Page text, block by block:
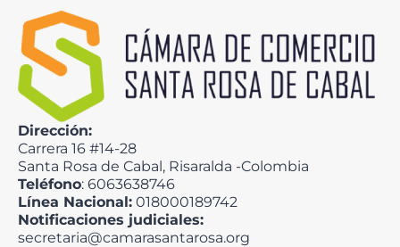
Dirección:
Carrera 16 #14-28
Santa Rosa de Cabal, Risaralda -Colombia
Teléfono: 6063638746
Línea Nacional: 018000189742
Notificaciones judiciales:
secretaria@camarasantarosa.org